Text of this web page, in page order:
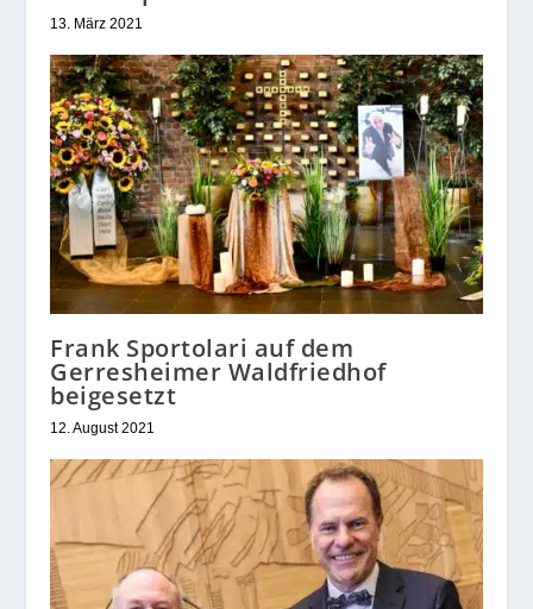
13. März 2021
Frank Sportolari auf dem
Gerresheimer Waldfriedhof
beigesetzt
12. August 2021